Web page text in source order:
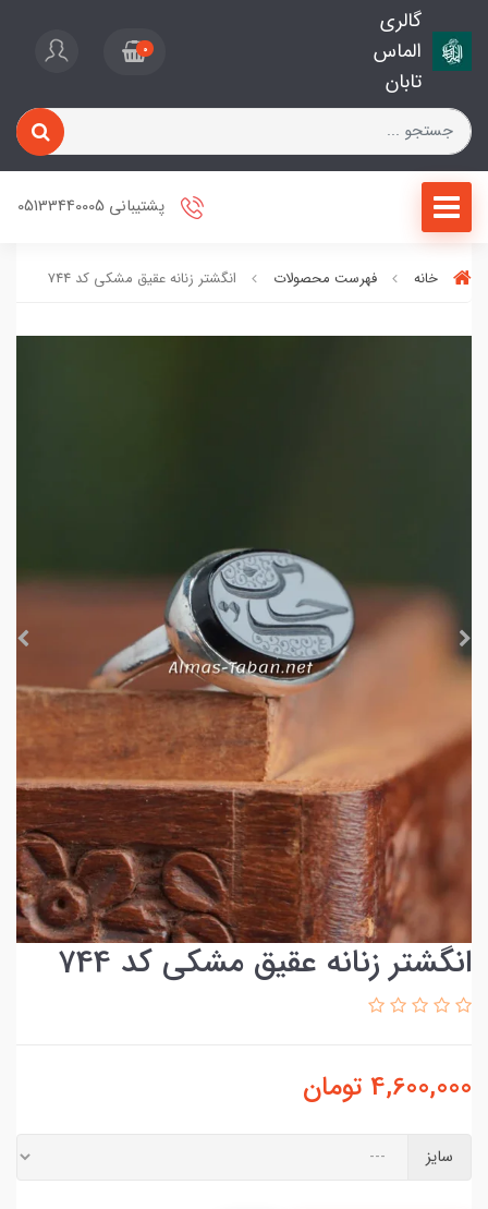
گالری
الماس
تابان
0
پشتیبانی 05133440005
خانه فهرست محصولات انگشتر زنانه عقیق مشکی کد 744
انگشتر زنانه عقیق مشکی کد 744
4,600,000 تومان
سایز